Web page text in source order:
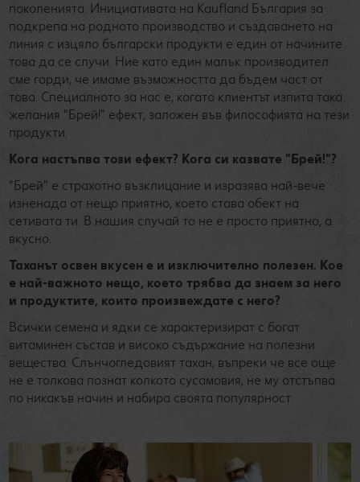
поколенията. Инициативата на Kaufland България за
подкрепа на родното производство и създаването на
линия с изцяло български продукти е един от начините
това да се случи. Ние като един малък производител
сме горди, че имаме възможността да бъдем част от
това. Специалното за нас е, когато клиентът изпита така
желания "Брей!" ефект, заложен във философията на тези
продукти.
Кога настъпва този ефект? Кога си казвате "Брей!"?
"Брей" е страхотно възклицание и изразява най-вече
изненада от нещо приятно, което става обект на
сетивата ти. В нашия случай то не е просто приятно, а
вкусно.
Таханът освен вкусен е и изключително полезен. Кое
е най-важното нещо, което трябва да знаем за него
и продуктите, които произвеждате с него?
Всички семена и ядки се характеризират с богат
витаминен състав и високо съдържание на полезни
вещества. Слънчогледовият тахан, въпреки че все още
не е толкова познат колкото сусамовия, не му отстъпва
по никакъв начин и набира своята популярност.